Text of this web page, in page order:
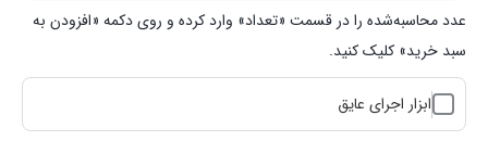
عدد محاسبه‌شده را در قسمت «تعداد» وارد کرده و روی دکمه «افزودن به
سبد خرید» کلیک کنید.
ابزار اجرای عایق